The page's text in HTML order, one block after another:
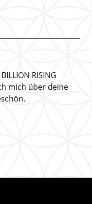
RISING
mich über deine